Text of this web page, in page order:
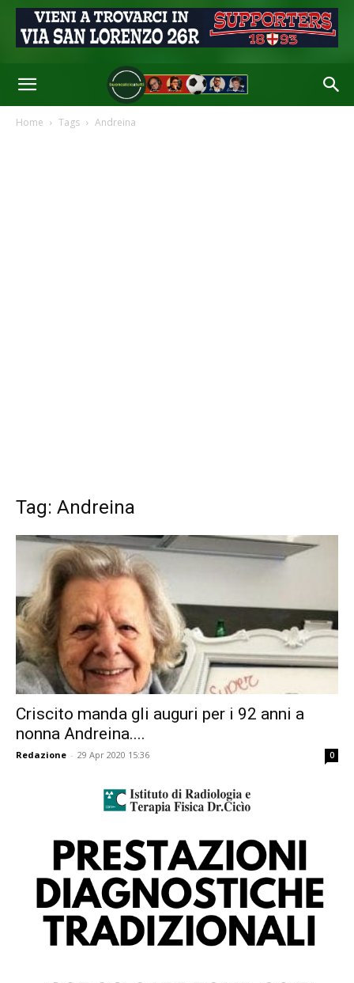
Home Tags Andreina
Tag: Andreina
Criscito manda gli auguri per i 92 anni a
nonna Andreina....
Redazione - 29 Apr 2020 15:36 0